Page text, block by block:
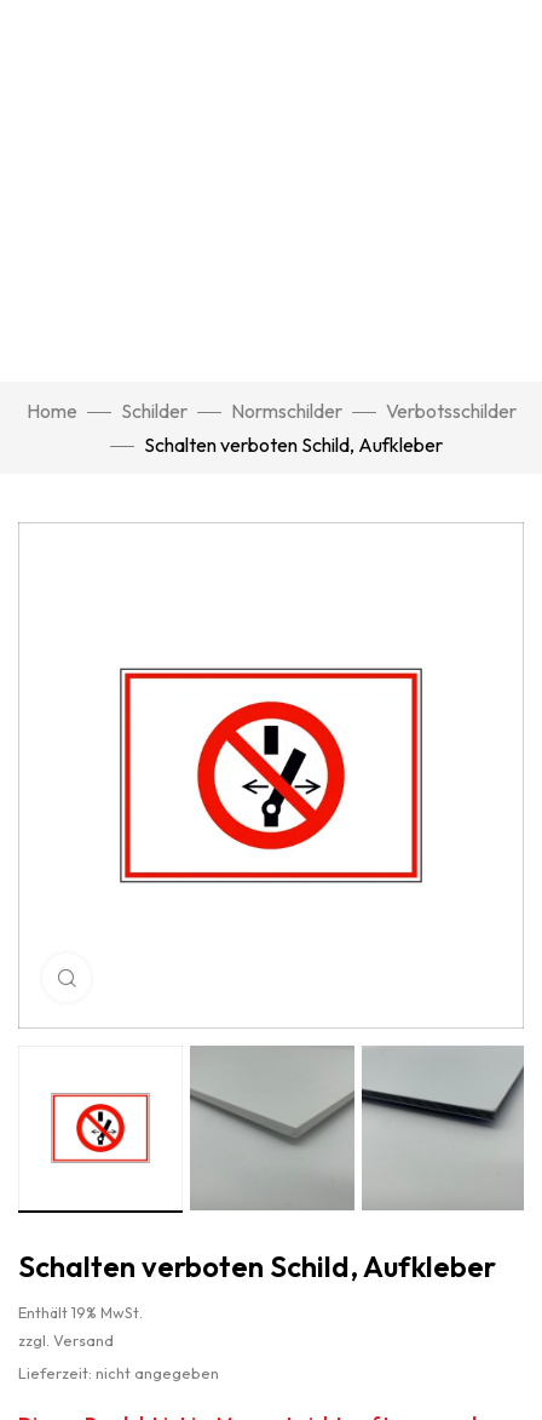
Home Schilder Normschilder
Verbotsschilder
Schalten verboten Schild, Aufkleber
Schalten verboten Schild, Aufkleber
Enthält 19% MwSt.
zzgl. Versand
Lieferzeit: nicht angegeben